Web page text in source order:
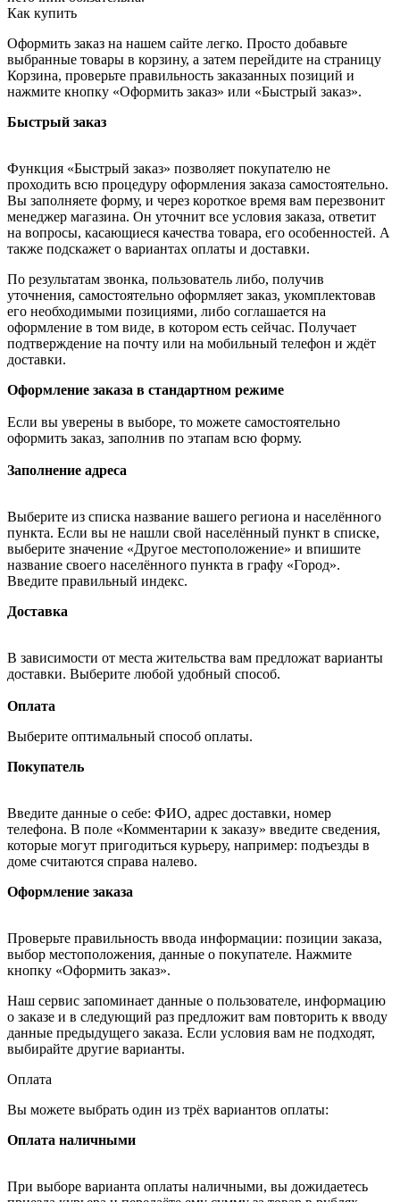
Как купить
Оформить заказ на нашем сайте легко. Просто добавьте
выбранные товары в корзину, а затем перейдите на страницу
Корзина, проверьте правильность заказанных позиций и
нажмите кнопку «Оформить заказ» или «Быстрый заказ».
Быстрый заказ
Функция «Быстрый заказ» позволяет покупателю не
проходить всю процедуру оформления заказа самостоятельно.
Вы заполняете форму, и через короткое время вам перезвонит
менеджер магазина. Он уточнит все условия заказа, ответит
на вопросы, касающиеся качества товара, его особенностей. А
также подскажет о вариантах оплаты и доставки.
По результатам звонка, пользователь либо, получив
уточнения, самостоятельно оформляет заказ, укомплектовав
его необходимыми позициями, либо соглашается на
оформление в том виде, в котором есть сейчас. Получает
подтверждение на почту или на мобильный телефон и ждёт
доставки.
Оформление заказа в стандартном режиме
Если вы уверены в выборе, то можете самостоятельно
оформить заказ, заполнив по этапам всю форму.
Заполнение адреса
Выберите из списка название вашего региона и населённого
пункта. Если вы не нашли свой населённый пункт в списке,
выберите значение «Другое местоположение» и впишите
название своего населённого пункта в графу «Город».
Введите правильный индекс.
Доставка
В зависимости от места жительства вам предложат варианты
доставки. Выберите любой удобный способ.
Оплата
Выберите оптимальный способ оплаты.
Покупатель
Введите данные о себе: ФИО, адрес доставки, номер
телефона. В поле «Комментарии к заказу» введите сведения,
которые могут пригодиться курьеру, например: подъезды в
доме считаются справа налево.
Оформление заказа
Проверьте правильность ввода информации: позиции заказа,
выбор местоположения, данные о покупателе. Нажмите
кнопку «Оформить заказ».
Наш сервис запоминает данные о пользователе, информацию
о заказе и в следующий раз предложит вам повторить к вводу
данные предыдущего заказа. Если условия вам не подходят,
выбирайте другие варианты.
Оплата
Вы можете выбрать один из трёх вариантов оплаты:
Оплата наличными
При выборе варианта оплаты наличными, вы дожидаетесь